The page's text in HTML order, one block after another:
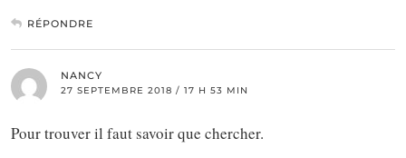
RÉPONDRE
NANCY
27 SEPTEMBRE 2018 / 17 H 53 MIN
Pour trouver il faut savoir que chercher.